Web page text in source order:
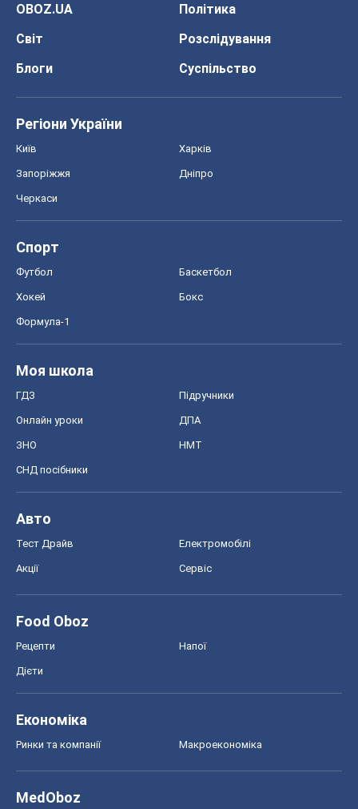
OBOZ.UA
Політика
Світ
Розслідування
Блоги
Суспільство
Регіони України
Київ Харків
Запоріжжя Дніпро
Черкаси
Спорт
Футбол Баскетбол
Хокей Бокс
Формула-1
Моя школа
ГДЗ Підручники
Онлайн уроки ДПА
ЗНО НМТ
СНД посібники
Авто
Тест Драйв Електромобілі
Акції Сервіс
Food Oboz
Рецепти Напої
Дієти
Економіка
Ринки та компанії Макроекономіка
MedOboz